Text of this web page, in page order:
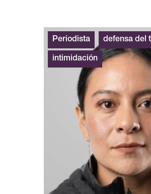
Periodista defensa del
intimidación